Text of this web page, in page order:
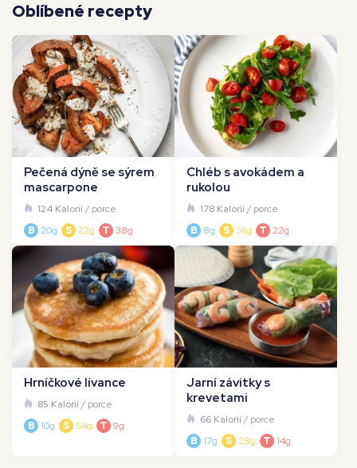
Oblíbené recepty
Pečená dýně se sýrem
mascarpone
124 Kalorií/ porce
B 20g S 22g T 38g
Chléb s avokádem a
rukolou
178 Kalorií/ porce
B 8g S 36g T 22g
Hrníčkové lívance
85 Kalorií/ porce
B 10g S 54g T 9g
Jarní závitky s
krevetami
66 Kalorií/ porce
B 17g S 28g T 14g